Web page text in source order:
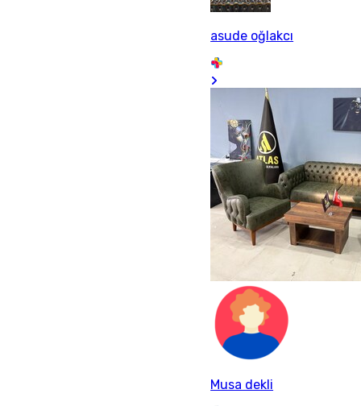
asude oğlakcı
Musa dekli